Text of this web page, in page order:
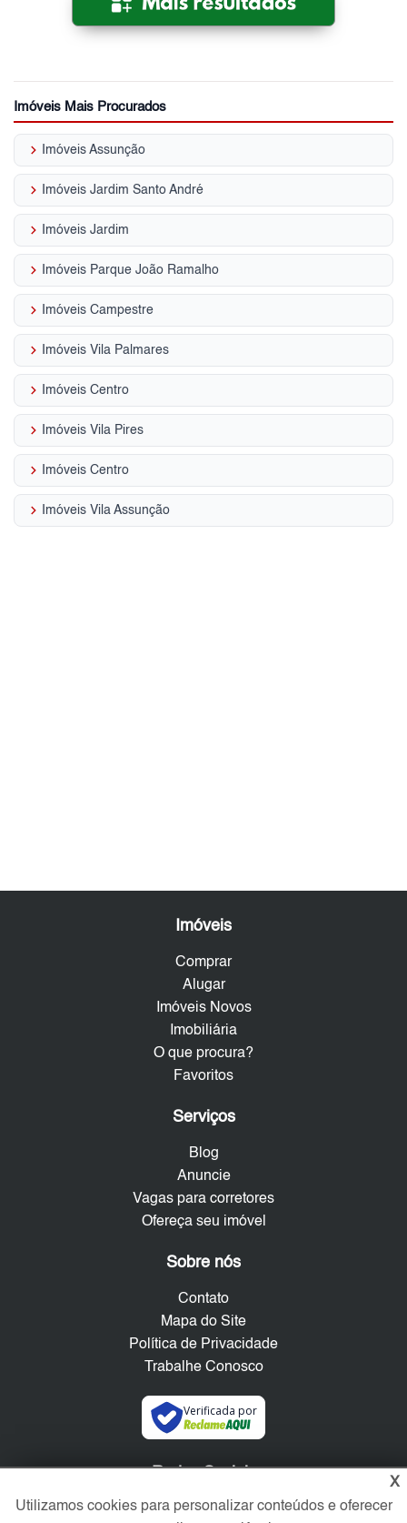
Imóveis Mais Procurados
keyboard_arrow_right Imóveis Assunção
keyboard_arrow_right Imóveis Jardim Santo André
keyboard_arrow_right Imóveis Jardim
keyboard_arrow_right Imóveis Parque João Ramalho
keyboard_arrow_right Imóveis Campestre
keyboard_arrow_right Imóveis Vila Palmares
keyboard_arrow_right Imóveis Centro
keyboard_arrow_right Imóveis Vila Pires
keyboard_arrow_right Imóveis Centro
keyboard_arrow_right Imóveis Vila Assunção
Imóveis
Comprar
Alugar
Imóveis Novos
Imobiliária
O que procura?
Favoritos
Serviços
Blog
Anuncie
Vagas para corretores
Ofereça seu imóvel
Sobre nós
Contato
Mapa do Site
Política de Privacidade
Trabalhe Conosco
Verificada por
Redes Sociais
X
Utilizamos cookies para personalizar conteúdos e oferecer